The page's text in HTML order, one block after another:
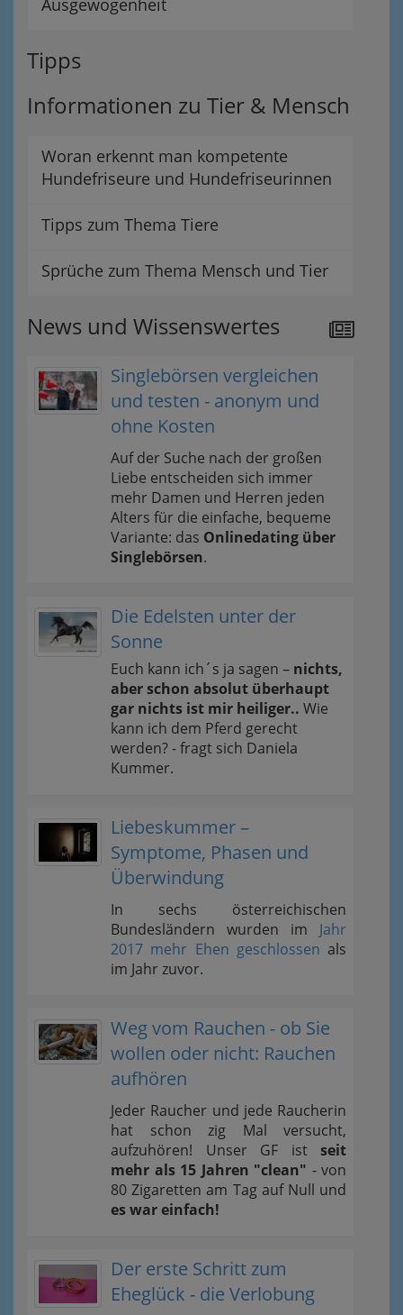
Ausgewogenheit
Tipps
Informationen zu Tier & Mensch
Woran erkennt man kompetente
Hundefriseure und Hundefriseurinnen
Tipps zum Thema Tiere
Sprüche zum Thema Mensch und Tier
News und Wissenswertes
Singlebörsen vergleichen
und testen - anonym und
ohne Kosten
Auf der Suche nach der großen
Liebe entscheiden sich immer
mehr Damen und Herren jeden
Alters für die einfache, bequeme
Variante: das Onlinedating über
Singlebörsen.
Die Edelsten unter der
Sonne
Euch kann ich´s ja sagen – nichts,
aber schon absolut überhaupt
gar nichts ist mir heiliger.. Wie
kann ich dem Pferd gerecht
werden? - fragt sich Daniela
Kummer.
Liebeskummer –
Symptome, Phasen und
Überwindung
In sechs österreichischen
Bundesländern wurden im Jahr
2017 mehr Ehen geschlossen als
im Jahr zuvor.
Weg vom Rauchen - ob Sie
wollen oder nicht: Rauchen
aufhören
Jeder Raucher und jede Raucherin
hat schon zig Mal versucht,
aufzuhören! Unser GF ist seit
mehr als 15 Jahren "clean" - von
80 Zigaretten am Tag auf Null und
es war einfach!
Der erste Schritt zum
Eheglück - die Verlobung